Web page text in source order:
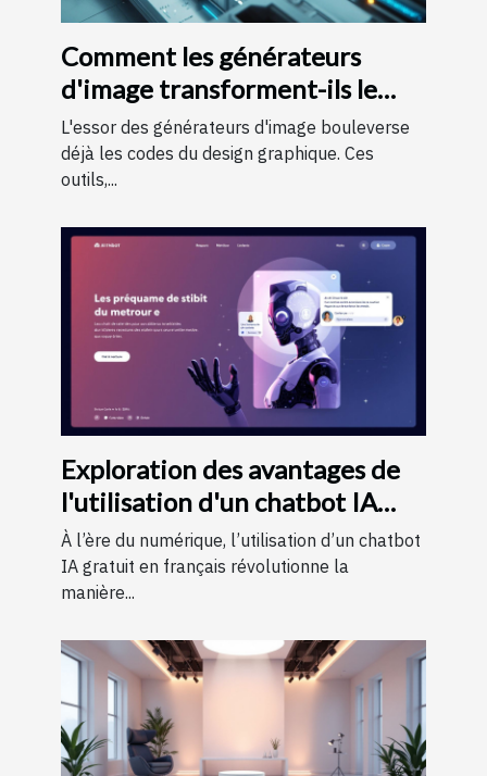
Comment les générateurs
d'image transforment-ils le
monde du design graphique ?
L'essor des générateurs d'image bouleverse
déjà les codes du design graphique. Ces
outils,...
Exploration des avantages de
l'utilisation d'un chatbot IA
gratuit en français
À l’ère du numérique, l’utilisation d’un chatbot
IA gratuit en français révolutionne la
manière...